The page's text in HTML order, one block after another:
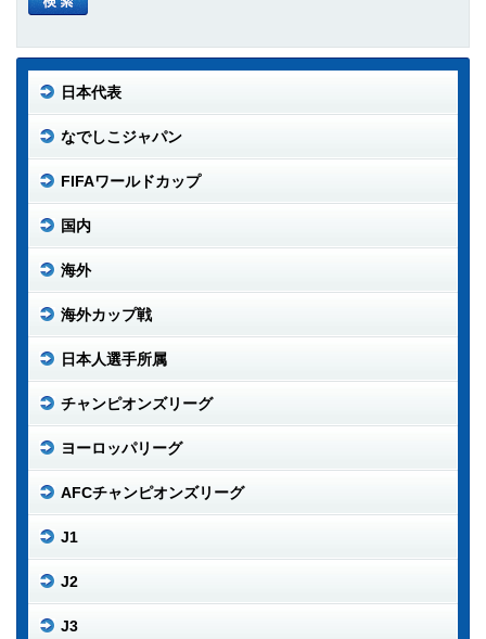
日本代表
なでしこジャパン
FIFAワールドカップ
国内
海外
海外カップ戦
日本人選手所属
チャンピオンズリーグ
ヨーロッパリーグ
AFCチャンピオンズリーグ
J1
J2
J3